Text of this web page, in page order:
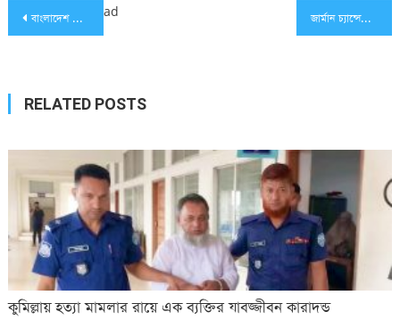
Post
বাংলাদেশ একটি ঐতিহাসিক নির্বাচনের দিকে এগোচ্ছে: ড. ইউনূস জার্মান চ্যান্সেলরের সঙ্গে চীনের প্রধানমন্ত্রীর বৈঠক
ad
RELATED POSTS
কুমিল্লায় হত্যা মামলার রায়ে এক ব্যক্তির যাবজ্জীবন কারাদন্ড